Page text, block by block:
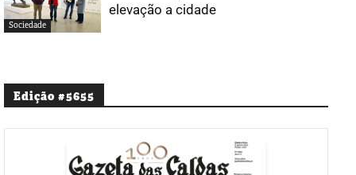
Sociedade
elevação a cidade
Edição #5655